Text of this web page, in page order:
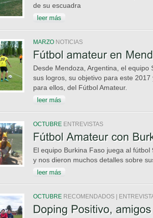
de su escuadra
leer más
MARZO NOTICIAS
Desde Mendoza, Argentina, el
sus logros, su objetivo para este
para ellos, del Fútbol Amateur.
leer más
OCTUBRE ENTREVISTAS
El equipo Burkina Faso juega al
y nos dieron muchos detalles sobre
leer más
OCTUBRE RECOMENDADOS |